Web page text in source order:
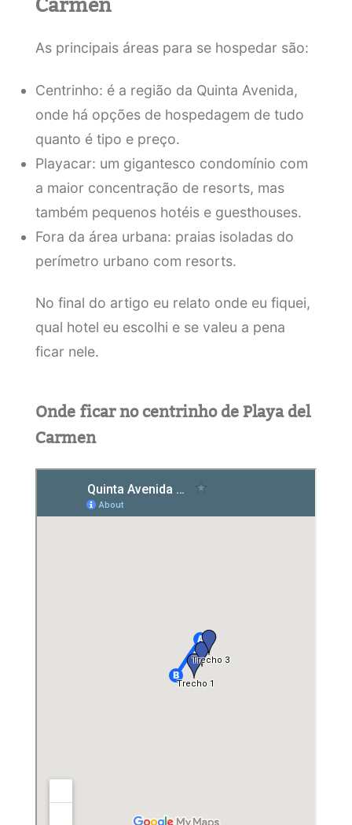
Carmen
As principais áreas para se hospedar são:
Centrinho: é a região da Quinta Avenida,
onde há opções de hospedagem de tudo
quanto é tipo e preço.
Playacar: um gigantesco condomínio com
a maior concentração de resorts, mas
também pequenos hotéis e guesthouses.
Fora da área urbana: praias isoladas do
perímetro urbano com resorts.
No final do artigo eu relato onde eu fiquei,
qual hotel eu escolhi e se valeu a pena
ficar nele.
Onde ficar no centrinho de Playa del
Carmen